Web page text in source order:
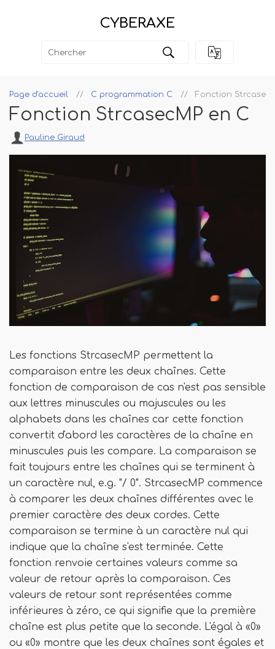
CYBERAXE
Page d'accueil C programmation C Fonction
Fonction StrcasecMP en C
Pauline Giraud
Les fonctions StrcasecMP permettent la
comparaison entre les deux chaînes. Cette
fonction de comparaison de cas n'est pas sensible
aux lettres minuscules ou majuscules ou les
alphabets dans les chaînes car cette fonction
convertit d'abord les caractères de la chaîne en
minuscules puis les compare. La comparaison se
fait toujours entre les chaînes qui se terminent à
un caractère nul, e.g. "/ 0". StrcasecMP commence
à comparer les deux chaînes différentes avec le
premier caractère des deux cordes. Cette
comparaison se termine à un caractère nul qui
indique que la chaîne s'est terminée. Cette
fonction renvoie certaines valeurs comme sa
valeur de retour après la comparaison. Ces
valeurs de retour sont représentées comme
inférieures à zéro, ce qui signifie que la première
chaîne est plus petite que la seconde. L'égal à «0»
ou «0» montre que les deux chaînes sont égales et